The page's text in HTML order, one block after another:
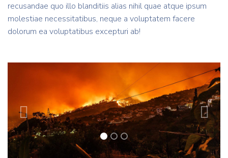
recusandae quo illo blanditiis alias nihil quae atque ipsum
molestiae necessitatibus, neque a voluptatem facere
dolorum ea voluptatibus excepturi ab!
Previous Next